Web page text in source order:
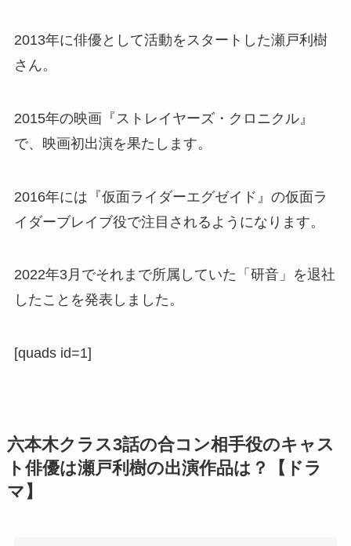
2013年に俳優として活動をスタートした瀬戸利樹
さん。
2015年の映画『 ストレイヤーズ・クロニクル』
で、 映画初出演を果たします。
2016年には 『仮面ライダーエグゼイド 』の仮面ラ
イダーブレイブ役で注目されるようになります。
2022年3月でそれまで所属していた「研音」を退社
したことを発表しました。
[quads id=1]
六本木クラス3話の合コン相手役のキャス
ト俳優は瀬戸利樹の出演作品は？【ドラ
マ】